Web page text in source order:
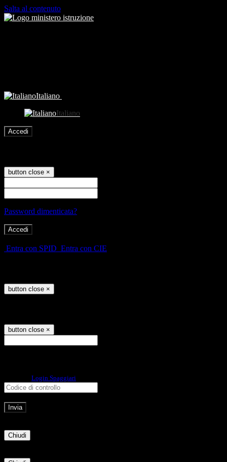
Salta al contenuto
Italiano
Italiano
Accedi
button close ×
Password dimenticata?
Entra con SPID Entra con CIE
button close ×
button close ×
Login Spaggiari
Chiudi